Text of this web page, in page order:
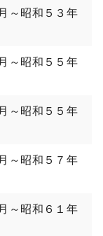
～昭和５３年
～昭和５５年
～昭和５５年
～昭和５７年
～昭和６１年